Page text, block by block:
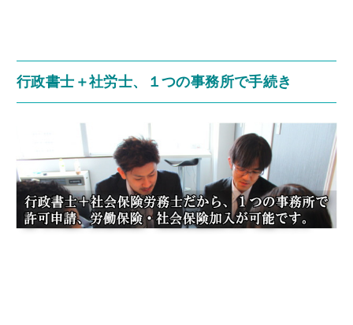
行政書士＋社労士、１つの事務所で手続き